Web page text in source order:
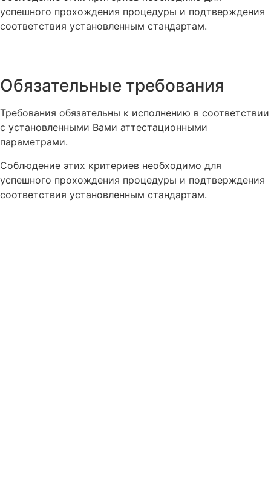
успешного прохождения процедуры и подтверждения
соответствия установленным стандартам.
Обязательные требования
Требования обязательны к исполнению в соответствии
с установленными Вами аттестационными
параметрами.
Соблюдение этих критериев необходимо для
успешного прохождения процедуры и подтверждения
соответствия установленным стандартам.